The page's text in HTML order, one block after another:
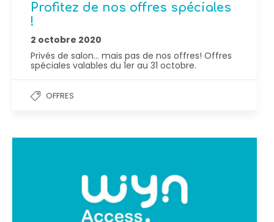
Profitez de nos offres spéciales
!
2 octobre 2020
Privés de salon… mais pas de nos offres! Offres
spéciales valables du 1er au 31 octobre.
OFFRES